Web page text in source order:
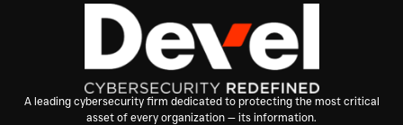
A leading cybersecurity firm dedicated to protecting the most critical
asset of every organization — its information.